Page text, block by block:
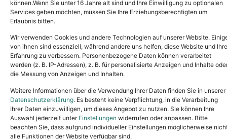
können.Wenn Sie unter 16 Jahre alt sind und Ihre Einwilligung zu optionalen
Services geben möchten, müssen Sie Ihre Erziehungsberechtigten um
Erlaubnis bitten.
Wir verwenden Cookies und andere Technologien auf unserer Website.
von ihnen sind essenziell, während andere uns helfen, diese Website und Ihre
Erfahrung zu verbessern. Personenbezogene Daten können verarbeitet
werden (z. B. IP-Adressen), z. B. für personalisierte Anzeigen und Inhalte
die Messung von Anzeigen und Inhalten.
Weitere Informationen über die Verwendung Ihrer Daten finden Sie in unserer
Datenschutzerklärung. Es besteht keine Verpflichtung, in die Verarbeitung
Ihrer Daten einzuwilligen, um dieses Angebot zu nutzen. Sie können Ihre
Auswahl jederzeit unter Einstellungen widerrufen oder anpassen. Bitte
beachten Sie, dass aufgrund individueller Einstellungen möglicherweise
alle Funktionen der Website verfügbar sind.
Copyright © 2024. All rights reserved.
Tel.: (02631) 55356buero@tierheim-neuwied.de
Ludwigshof 1, 56567 Neuwied